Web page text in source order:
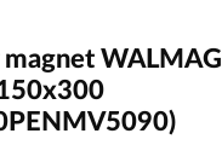
magnet WALMAG